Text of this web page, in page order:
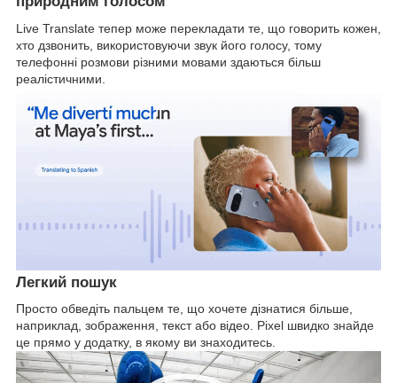
Live Translate тепер може перекладати те, що говорить кожен,
хто дзвонить, використовуючи звук його голосу, тому
телефонні розмови різними мовами здаються більш
реалістичними.
Легкий пошук
Просто обведіть пальцем те, що хочете дізнатися більше,
наприклад, зображення, текст або відео. Pixel швидко знайде
це прямо у додатку, в якому ви знаходитесь.